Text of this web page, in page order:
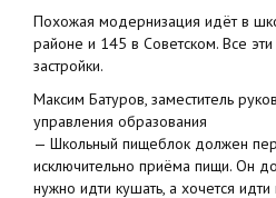
Похожая модернизация идёт в
районе и 145 в Советском. Все
застройки.
Максим Батуров, заместитель
управления образования
— Школьный пищеблок должен
исключительно приёма пищи. Он
нужно идти кушать, а хочется